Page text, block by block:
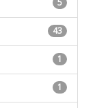
5
43
1
1